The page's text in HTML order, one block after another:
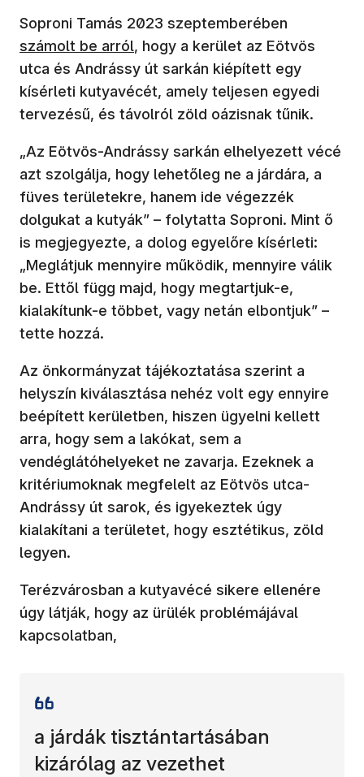
Soproni Tamás 2023 szeptemberében
számolt be arról, hogy a kerület az Eötvös
utca és Andrássy út sarkán kiépített egy
kísérleti kutyavécét, amely teljesen egyedi
tervezésű, és távolról zöld oázisnak tűnik.
„Az Eötvös-Andrássy sarkán elhelyezett vécé
azt szolgálja, hogy lehetőleg ne a járdára, a
füves területekre, hanem ide végezzék
dolgukat a kutyák” – folytatta Soproni. Mint ő
is megjegyezte, a dolog egyelőre kísérleti:
„Meglátjuk mennyire működik, mennyire válik
be. Ettől függ majd, hogy megtartjuk-e,
kialakítunk-e többet, vagy netán elbontjuk” –
tette hozzá.
Az önkormányzat tájékoztatása szerint a
helyszín kiválasztása nehéz volt egy ennyire
beépített kerületben, hiszen ügyelni kellett
arra, hogy sem a lakókat, sem a
vendéglátóhelyeket ne zavarja. Ezeknek a
kritériumoknak megfelelt az Eötvös utca-
Andrássy út sarok, és igyekeztek úgy
kialakítani a területet, hogy esztétikus, zöld
legyen.
Terézvárosban a kutyavécé sikere ellenére
úgy látják, hogy az ürülék problémájával
kapcsolatban,
a járdák tisztántartásában
kizárólag az vezethet